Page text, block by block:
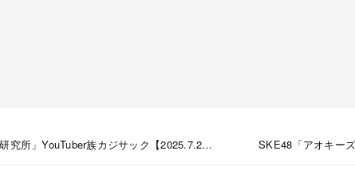
究所」YouTuber族カジサック【2025.7.23
SKE48「アオキー